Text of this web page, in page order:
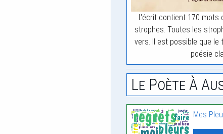
L'écrit contient 170 mots
strophes. Toutes les
vers. Il est possible que
poésie
Le Poète À
Mes